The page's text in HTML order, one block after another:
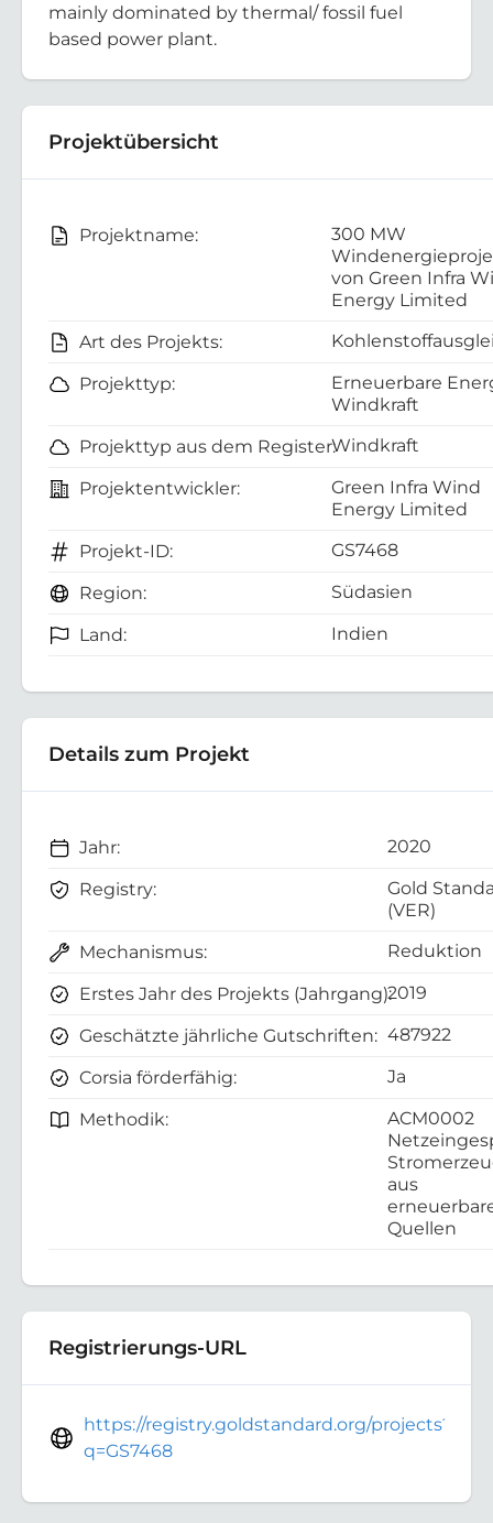
mainly dominated by thermal/ fossil fuel
based power plant.
Projektübersicht
Projektname:
300 MW
von Green Infra
Energy Limited
Art des Projekts:
Projekttyp:
Erneuerbare
Windkraft
Projekttyp aus dem Register:Windkraft
Projektentwickler:
Green Infra Wind
Energy Limited
Projekt-ID:
GS7468
Region: Südasien
Land: Indien
Details zum Projekt
Jahr: 2020
Registry:
Gold
(VER)
Mechanismus:
Reduktion
Erstes Jahr des Projekts (Jahrgang):2019
Geschätzte jährliche Gutschriften: 487922
Corsia förderfähig: Ja
Methodik:
ACM0002
aus
Quellen
Registrierungs-URL
https://registry.goldstandard.org/projects?
q=GS7468